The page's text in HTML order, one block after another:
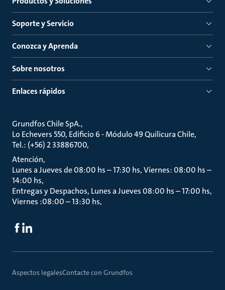
Soporte y Servicio
Conozca y Aprenda
Sobre nosotros
Enlaces rápidos
Grundfos Chile SpA.
Lo Echevers 550, Edificio 6 - Módulo 49 Quilicura Chile
Tel.: (+56) 2 33886700
Atención
Lunes a Jueves de 08:00 hs – 17:30 hs, Viernes: 08:00 hs –
14:00 hs
Entregas y Despachos, Lunes a Jueves 08:00 hs – 17:00 hs,
Viernes :08:00 – 13:30 hs
Aspectos legalesContacte con Grundfos